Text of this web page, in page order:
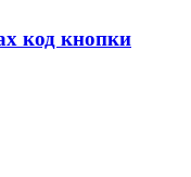
код кнопки